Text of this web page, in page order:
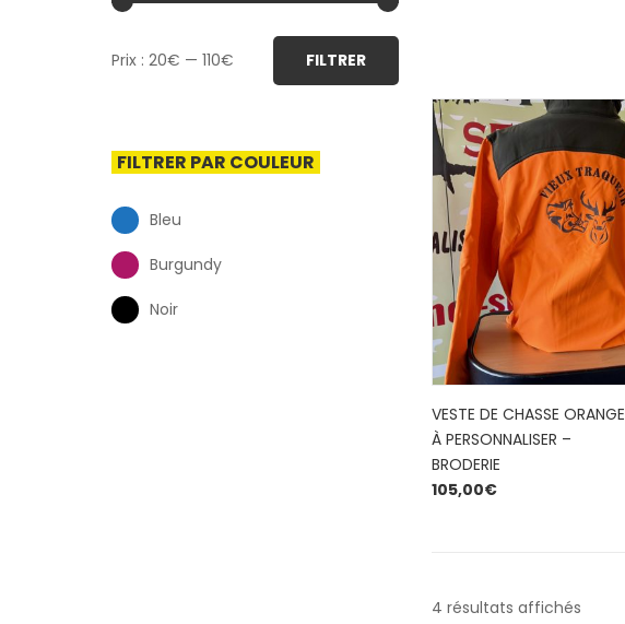
min
max
FILTRER
Prix : 20€ — 110€
FILTRER PAR COULEUR
Bleu
Burgundy
Noir
VESTE DE CHASSE ORANGE
À PERSONNALISER –
BRODERIE
105,00€
4 résultats affichés